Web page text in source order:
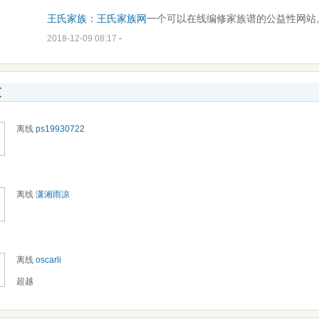
王氏家族： 王氏家族网一个可以在线编修家族谱的公益性网站
2018-12-09 08:17 -
离线 ps19930722
离线 潇湘雨凉
离线 oscarli
超越